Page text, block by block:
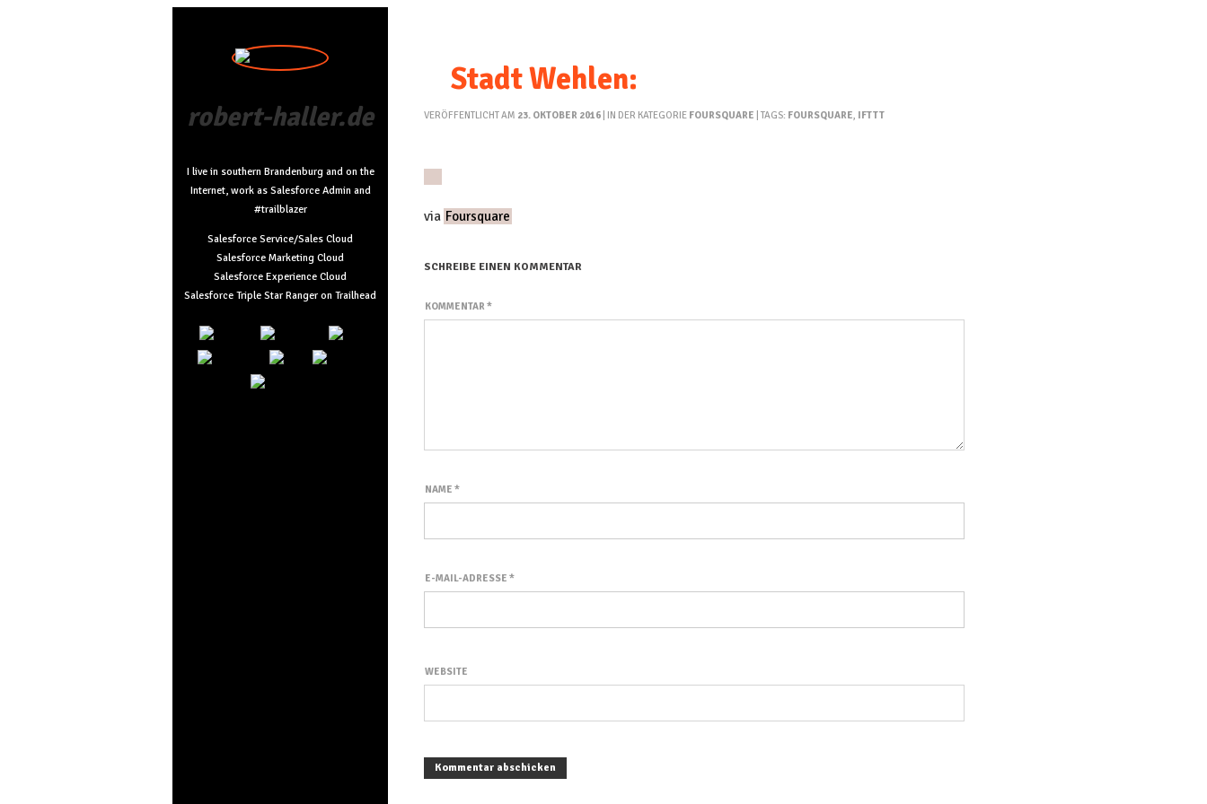
robert-haller.de
I live in southern Brandenburg and on the
Internet, work as Salesforce Admin and
#trailblazer
Salesforce Service/Sales Cloud
Salesforce Marketing Cloud
Salesforce Experience Cloud
Salesforce Triple Star Ranger on Trailhead
Stadt Wehlen:
VERÖFFENTLICHT AM 23. OKTOBER 2016 | IN DER KATEGORIE FOURSQUARE | TAGS: FOURSQUARE, IFTTT
via Foursquare
SCHREIBE EINEN KOMMENTAR
KOMMENTAR *
NAME *
E-MAIL-ADRESSE *
WEBSITE